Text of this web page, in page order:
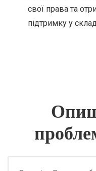
свої права та
підтримку у